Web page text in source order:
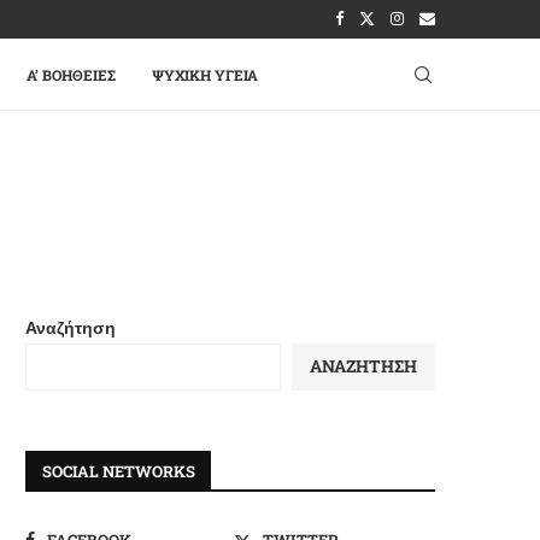
A’ ΒΟΉΘΕΙΕΣ ΨΥΧΙΚΉ ΥΓΕΊΑ
Αναζήτηση
ΑΝΑΖΉΤΗΣΗ
SOCIAL NETWORKS